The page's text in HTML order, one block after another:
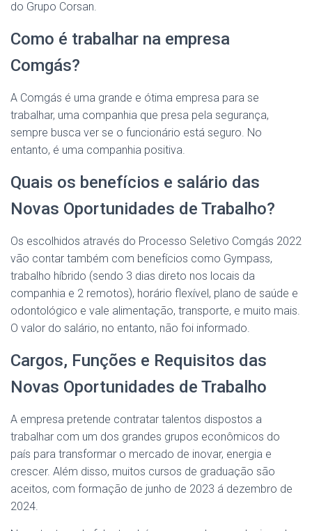
do Grupo Corsan.
Como é trabalhar na empresa
Comgás?
A Comgás é uma grande e ótima empresa para se
trabalhar, uma companhia que presa pela segurança,
sempre busca ver se o funcionário está seguro. No
entanto, é uma companhia positiva.
Quais os benefícios e salário das
Novas Oportunidades de Trabalho?
Os escolhidos através do Processo Seletivo Comgás 2022
vão contar também com benefícios como Gympass,
trabalho híbrido (sendo 3 dias direto nos locais da
companhia e 2 remotos), horário flexível, plano de saúde e
odontológico e vale alimentação, transporte, e muito mais.
O valor do salário, no entanto, não foi informado.
Cargos, Funções e Requisitos das
Novas Oportunidades de Trabalho
A empresa pretende contratar talentos dispostos a
trabalhar com um dos grandes grupos econômicos do
país para transformar o mercado de inovar, energia e
crescer. Além disso, muitos cursos de graduação são
aceitos, com formação de junho de 2023 á dezembro de
2024.